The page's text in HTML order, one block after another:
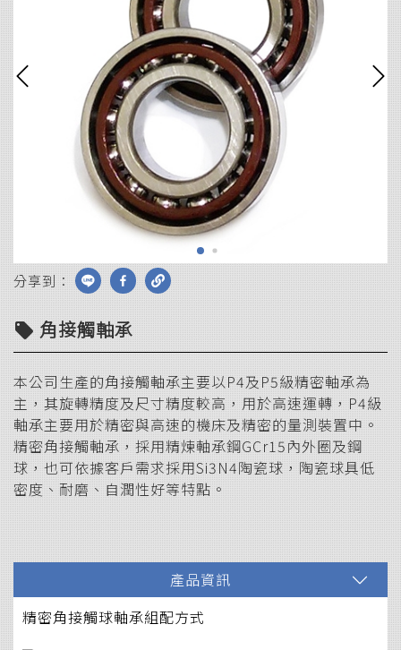
分享到：
local_offer角接觸軸承
本公司生產的角接觸軸承主要以P4及P5級精密軸承為
主，其旋轉精度及尺寸精度較高，用於高速運轉，P4級
軸承主要用於精密與高速的機床及精密的量測裝置中。
精密角接觸軸承，採用精煉軸承鋼GCr15內外圈及鋼
球，也可依據客戶需求採用Si3N4陶瓷球，陶瓷球具低
密度、耐磨、自潤性好等特點。
產品資訊
精密角接觸球軸承組配方式